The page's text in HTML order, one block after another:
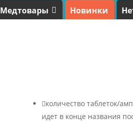
Медтовары Новинки
количество таблеток/
идет в конце названия